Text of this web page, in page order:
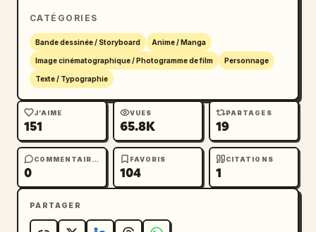
        "elements": [
          {"type": "text_box", "position": "à
droite", "text": "目を覚ますと、そこは見知らぬ世
界。"}
        ]
      },
      {
        "tier": 3,
        "description": "Case de montage
montrant un château gothique, un dragon
rugissant et le personnage vu de dos.",
        "elements": [
          {"type": "text_box", "position": "à
CATÉGORIES
Bande dessinée / Storyboard Anime / Manga
Image cinématographique / Photogramme de film Personnage
Texte / Typographie
J’AIME
151
VUES
65.8K
PARTAGES
19
COMMENTAIRES
0
FAVORIS
104
CITATIONS
1
PARTAGER